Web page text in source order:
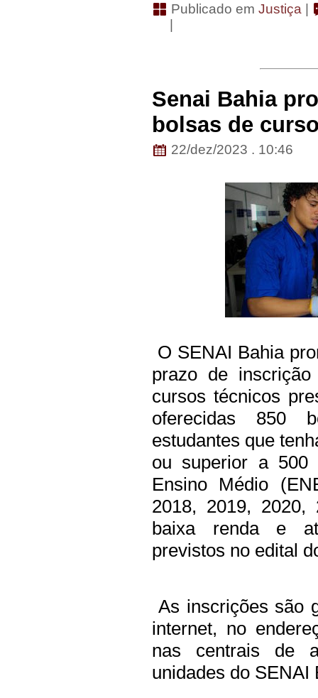
Publicado em Justiça |
Senai Bahia
bolsas de
22/dez/2023 . 10:46
O SENAI Bahia
prazo de
cursos técnicos
oferecidas 850
estudantes que
ou superior a 500
Ensino Médio
2018, 2019, 2020,
baixa renda e
previstos no edital
As inscrições são
internet, no
nas centrais de
unidades do SENAI